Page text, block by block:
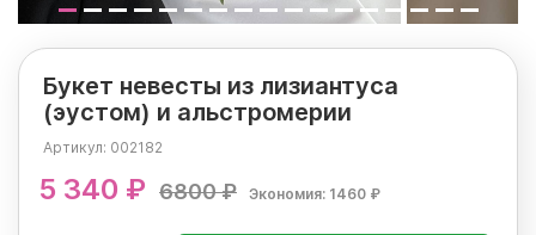
Букет невесты из лизиантуса
(эустом) и альстромерии
Артикул: 002182
5 340 ₽ 6800 ₽ Экономия: 1460 ₽